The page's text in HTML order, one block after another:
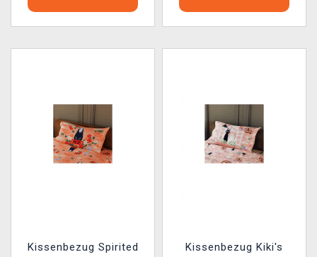
Kissenbezug Spirited
Kissenbezug Kiki's